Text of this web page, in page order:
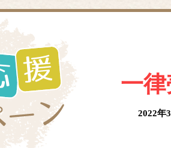
一
2022年